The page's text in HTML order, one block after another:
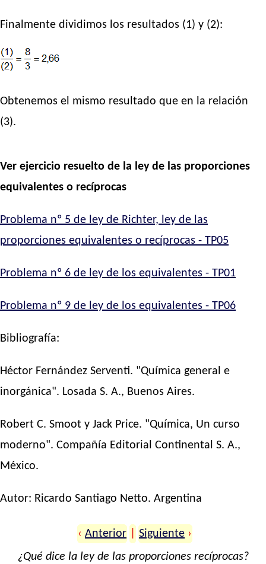
Finalmente dividimos los resultados (1) y (2):
Obtenemos el mismo resultado que en la relación
(3).
Ver ejercicio resuelto de la ley de las proporciones
equivalentes o recíprocas
Problema nº 5 de ley de Richter, ley de las
proporciones equivalentes o recíprocas - TP05
Problema nº 6 de ley de los equivalentes - TP01
Problema nº 9 de ley de los equivalentes - TP06
Bibliografía:
Héctor Fernández Serventi. "Química general e
inorgánica". Losada S. A., Buenos Aires.
Robert C. Smoot y Jack Price. "Química, Un curso
moderno". Compañía Editorial Continental S. A.,
México.
Autor: Ricardo Santiago Netto. Argentina
‹ Anterior Siguiente ›
¿Qué dice la ley de las proporciones recíprocas?